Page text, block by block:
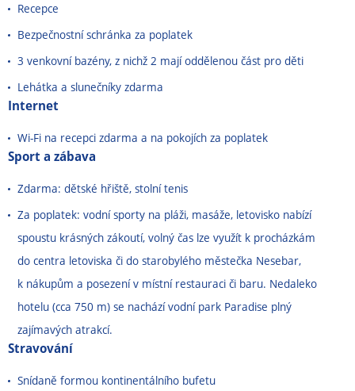
Recepce
Bezpečnostní schránka za poplatek
3 venkovní bazény, z nichž 2 mají oddělenou část pro děti
Lehátka a slunečníky zdarma
Internet
Wi-Fi na recepci zdarma a na pokojích za poplatek
Sport a zábava
Zdarma: dětské hřiště, stolní tenis
Za poplatek: vodní sporty na pláži, masáže, letovisko nabízí
spoustu krásných zákoutí, volný čas lze využít k procházkám
do centra letoviska či do starobylého městečka Nesebar,
k nákupům a posezení v místní restauraci či baru. Nedaleko
hotelu (cca 750 m) se nachází vodní park Paradise plný
zajímavých atrakcí.
Stravování
Snídaně formou kontinentálního bufetu